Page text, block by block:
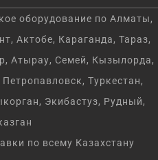
оборудование по Алматы,
Актобе, Караганда, Тараз,
Атырау, Семей, Кызылорда,
Туркестан,
Экибастуз, Рудный,
по всему Казахстану